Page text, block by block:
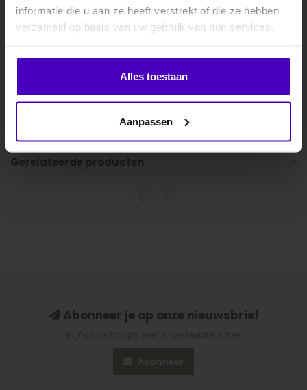
informatie die u aan ze heeft verstrekt of die ze hebben
verzameld op basis van uw gebruik van hun services.
Alles toestaan
Aanpassen
De garantie op de handschoenen is 1 jaar en is van toepassing op
materiaal-, stiksel- en fabrieksfouten. Slijtage valt niet onder de
garantie. Vooral het gebruik van stroeve anti-slip teugels,
halstertouwen en longeerlijnen (grip op grip), zorgt voor een kortere
levensduur.
Gerelateerde producten
Abonneer je op onze nieuwsbrief
.